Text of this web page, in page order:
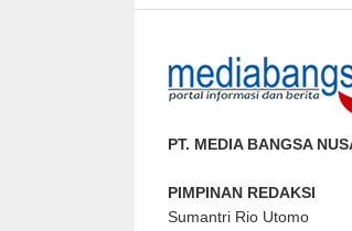
PT. MEDIA BANGSA
PIMPINAN REDAKSI
Sumantri Rio Utomo